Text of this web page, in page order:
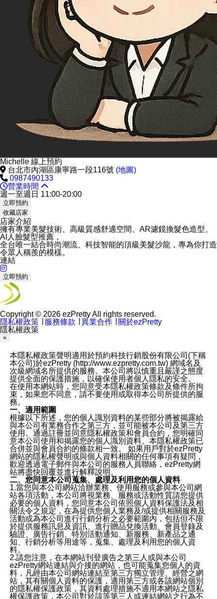
Michelle 線上預約
台北市內湖區康寧路一段116號 (地圖)
0987490133
營業時間
週一至週日 11:00-20:00
立即預約
收藏店家
店家介紹
擁有專業美髮技術、高級質感舒適空間、AR濾鏡換髮色造型、
AI人臉髮型推薦，
全台唯一結合時尚潮流、科技智能的頂級美髮沙龍，專為你打造
令眾人稱羨的模樣。
連結
立即預約
Copyright © 2026 ezPretty All rights reserved.
隱私權政策
服務條款 異業合作
關於ezPretty
隱私權政策
×
本隱私權政策聲明適用於預約科技行銷股份有限公司(下稱
本公司)於ezPretty (http://www.ezpretty.com.tw) 網域名及
次級網域名所提供的服務。本公司將以慎重且嚴謹之態度
提供全面的保護措施，以確保使用者個人隱私的安全。
在使用本網站時，您同意受本隱私權政策條款及條件所拘
束，如果您不同意，請不要使用或取得本公司所提供的服
務。
一、適用範圍
根據以下所述，您的個人識別資料的某些部分將被揭露給
與本公司有業務合作之第三方，並可能被本公司及第三方
使用。通過註冊並同意隱私權政策和會員合約，您明確同
意本公司使用和揭露您的個人識別資料。本隱私權政策已
合併並與會員合約的條款相一致。 如果用戶對於ezPretty
網站的隱私權聲明或與個人資料相關的任何事項有疑問，
歡迎透過電子郵件與本公司的服務人員聯絡，ezPretty網
站將盡快回覆並進行解釋說明。
二、您同意本公司蒐集、處理及利用您的個人資料
1.當您與本公司網站洽辦業務、使用服務或參與本公司網
站各項活動，本公司將視業務、服務或活動性質請您提供
必要的個人資料，您同意本公司依照個人資料保護法及相
關法令之規定，在為提供您個人業務及/或提供相關服務及
活動或為本公司進行行銷分析之必要範圍內，包括但不限
於提供服務訊息及資訊、進行贈品兌換活動、會員登錄及
驗證、廣告行銷、特別活動通知、新服務、新產品之通
知、行銷分析等用途等，蒐集、處理及利用您的個人資
料。
2.請您注意，在本網站刊登廣告之第三人或與本公司
ezPretty網站連結與介接的網站，也可能蒐集您個人的資
料，凡經由本公司網站連結至第三方獨立管理、經營之網
站，其有關個人資料的保護，適用第三方或各該網站個別
的隱私權保護政策，其資料處理措施不適用本網站之隱私
權保護政策，本公司對於該等第三人或連結網站之行為不